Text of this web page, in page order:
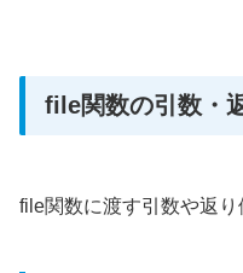
file関数の引数・
file関数に渡す引数や返り